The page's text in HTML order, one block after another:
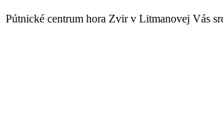
Pútnické centrum hora Zvir v Litmanovej Vás